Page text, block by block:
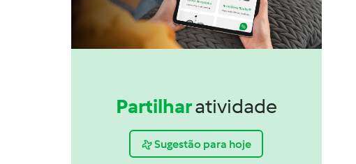
Partilharatividade
Sugestão para hoje